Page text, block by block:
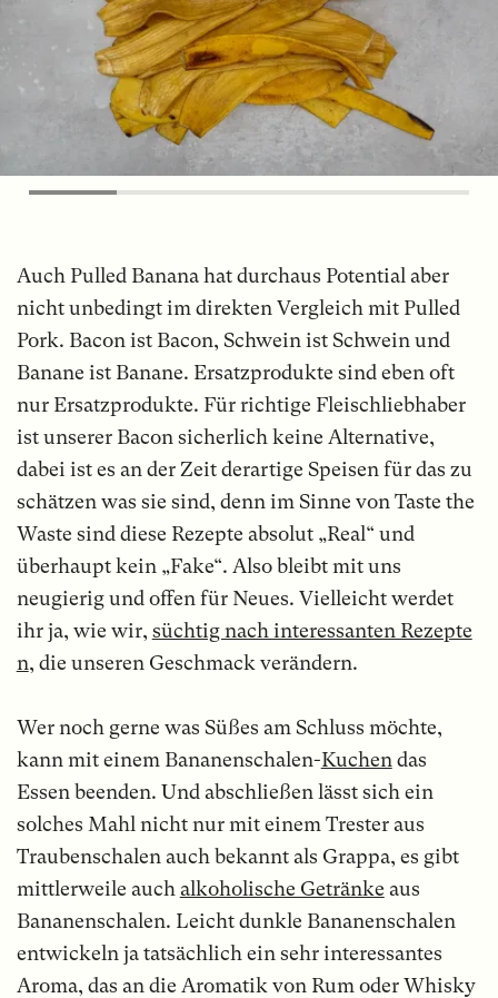
Auch Pulled Banana hat durchaus Potential aber
nicht unbedingt im direkten Vergleich mit Pulled
Pork. Bacon ist Bacon, Schwein ist Schwein und
Banane ist Banane. Ersatzprodukte sind eben oft
nur Ersatzprodukte. Für richtige Fleischliebhaber
ist unserer Bacon sicherlich keine Alternative,
dabei ist es an der Zeit derartige Speisen für das zu
schätzen was sie sind, denn im Sinne von Taste the
Waste sind diese Rezepte absolut „Real“ und
überhaupt kein „Fake“. Also bleibt mit uns
neugierig und offen für Neues. Vielleicht werdet
ihr ja, wie wir, süchtig nach interessanten Rezepte
n, die unseren Geschmack verändern.
Wer noch gerne was Süßes am Schluss möchte,
kann mit einem Bananenschalen-Kuchen das
Essen beenden. Und abschließen lässt sich ein
solches Mahl nicht nur mit einem Trester aus
Traubenschalen auch bekannt als Grappa, es gibt
mittlerweile auch alkoholische Getränke aus
Bananenschalen. Leicht dunkle Bananenschalen
entwickeln ja tatsächlich ein sehr interessantes
Aroma, das an die Aromatik von Rum oder Whisky